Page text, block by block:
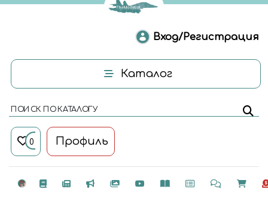
Вход/Регистрация
Каталог
ПОИСК ПО КАТАЛОГУ
0 Профиль